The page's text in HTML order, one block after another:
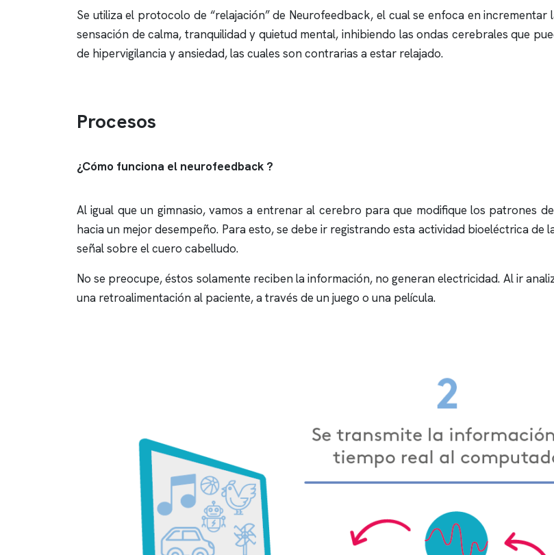
Se utiliza el protocolo de “relajación” de Neurofeedback, el cual se enfoca en
sensación de calma, tranquilidad y quietud mental, inhibiendo las ondas cerebrales que
de hipervigilancia y ansiedad, las cuales son contrarias a estar relajado.
Procesos
¿Cómo funciona el neurofeedback ?
Al igual que un gimnasio, vamos a entrenar al cerebro para que modifique los patrones
hacia un mejor desempeño. Para esto, se debe ir registrando esta actividad bioeléctrica
señal sobre el cuero cabelludo.
No se preocupe, éstos solamente reciben la información, no generan electricidad. Al ir
una retroalimentación al paciente, a través de un juego o una película.